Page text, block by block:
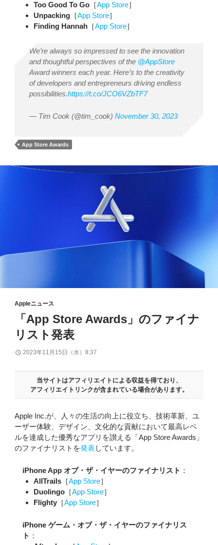
Too Good To Go ［App Store］
Unpacking ［App Store］
Finding Hannah ［App Store］
We’re always so impressed to see the innovation
and thoughtful perspectives of the @AppStore
Award winners each year. Here’s to the creativity
of developers and entrepreneurs driving endless
possibilities.https://t.co/JCO6VZbTF7
— Tim Cook (@tim_cook) November 30, 2023
App Store Awards
Appleニュース
「App Store Awards」のファイナ
リスト発表
2023年11月15日（水）8:37
当サイトはアフィリエイトによる収益を得ており、
アフィリエイトリンクが含まれている場合があります。
Apple Inc.が、人々の生活の向上に役立ち、技術革新、ユ
ーザー体験、デザイン、文化的な貢献において最高レベ
ルを達成した優秀なアプリを讃える「App Store Awards」
のファイナリストを発表しています。
iPhone App オブ・ザ・イヤーのファイナリスト ：
AllTrails ［App Store］
Duolingo ［App Store］
Flighty ［App Store］
iPhone ゲーム・オブ・ザ・イヤーのファイナリス
ト ：